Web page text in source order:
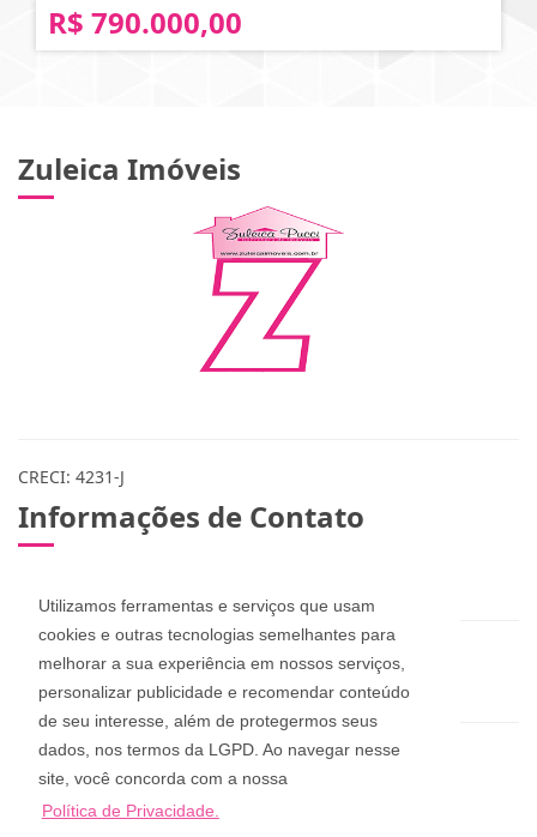
Utilizamos ferramentas e serviços que usam
cookies e outras tecnologias semelhantes para
melhorar a sua experiência em nossos serviços,
personalizar publicidade e recomendar conteúdo
de seu interesse, além de protegermos seus
dados, nos termos da LGPD. Ao navegar nesse
site, você concorda com a nossa
Política de Privacidade.
R$ 790.000,00
Zuleica Imóveis
CRECI: 4231-J
Informações de Contato
zuleicapinheira@hotmail.com
dan_pucci@hotmail.com
Zuleica Imóveis
Rua Aderbal Ramos da Silva, 68, Pinheira
Palhoça - Santa Catarina